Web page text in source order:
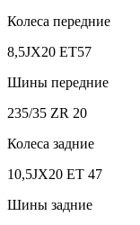
Колеса передние
8,5JX20 ET57
Шины передние
235/35 ZR 20
Колеса задние
10,5JX20 ET 47
Шины задние